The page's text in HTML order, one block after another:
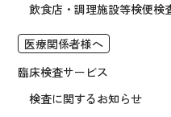
飲食店・調理施設等検便検
医療関係者様へ
臨床検査サービス
検査に関するお知らせ